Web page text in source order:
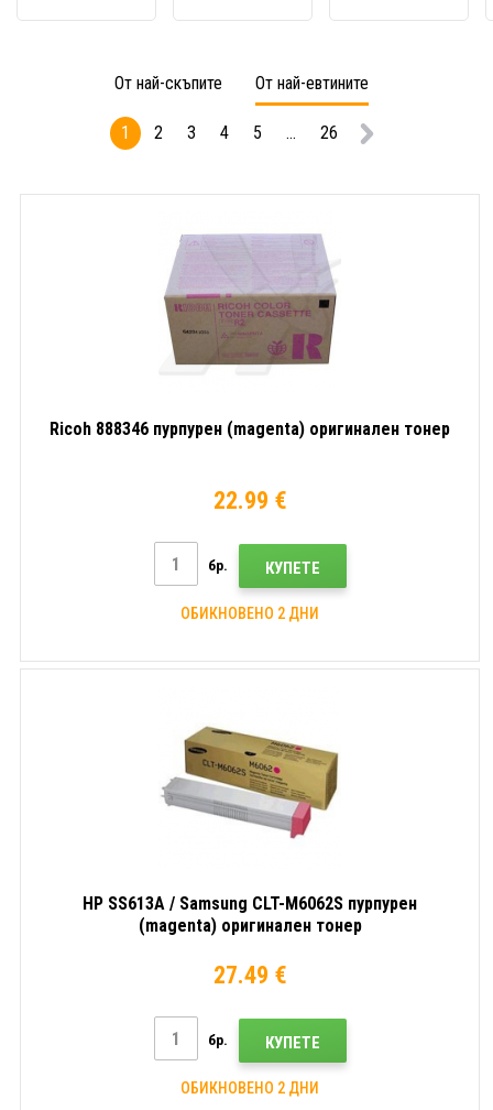
(black)
(black)
От най-скъпите От най-евтините
1 2 3 4 5 ... 26
Ricoh 888346 пурпурен (magenta) оригинален тонер
22.99 €
бр. КУПЕТЕ
ОБИКНОВЕНО 2 ДНИ
HP SS613A / Samsung CLT-M6062S пурпурен
(magenta) оригинален тонер
27.49 €
бр. КУПЕТЕ
ОБИКНОВЕНО 2 ДНИ